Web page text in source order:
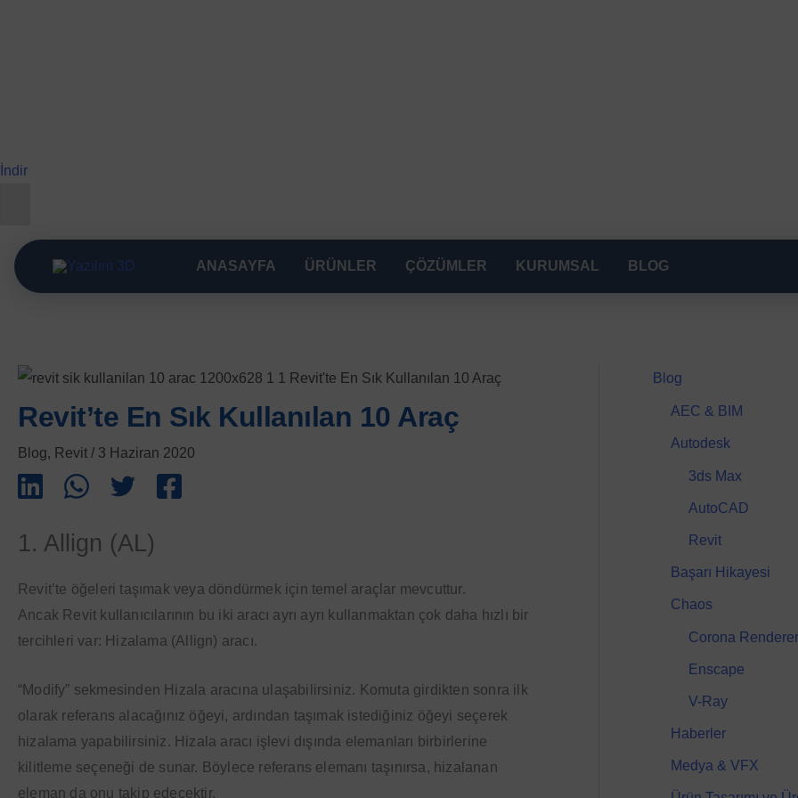
İndir
İçeriğe
atla
ANASAYFA ÜRÜNLER ÇÖZÜMLER KURUMSAL BLOG
Revit’te En Sık Kullanılan 10 Araç
Blog, Revit / 3 Haziran 2020
1. Allign (AL)
Revit’te öğeleri taşımak veya döndürmek için temel araçlar mevcuttur.
Ancak Revit kullanıcılarının bu iki aracı ayrı ayrı kullanmaktan çok daha hızlı bir
tercihleri var: Hizalama (Allign) aracı.
“Modify” sekmesinden Hizala aracına ulaşabilirsiniz. Komuta girdikten sonra ilk
olarak referans alacağınız öğeyi, ardından taşımak istediğiniz öğeyi seçerek
hizalama yapabilirsiniz. Hizala aracı işlevi dışında elemanları birbirlerine
kilitleme seçeneği de sunar. Böylece referans elemanı taşınırsa, hizalanan
eleman da onu takip edecektir.
Blog
AEC & BIM
Autodesk
3ds Max
AutoCAD
Revit
Başarı Hikayesi
Chaos
Corona Renderer
Enscape
V-Ray
Haberler
Medya & VFX